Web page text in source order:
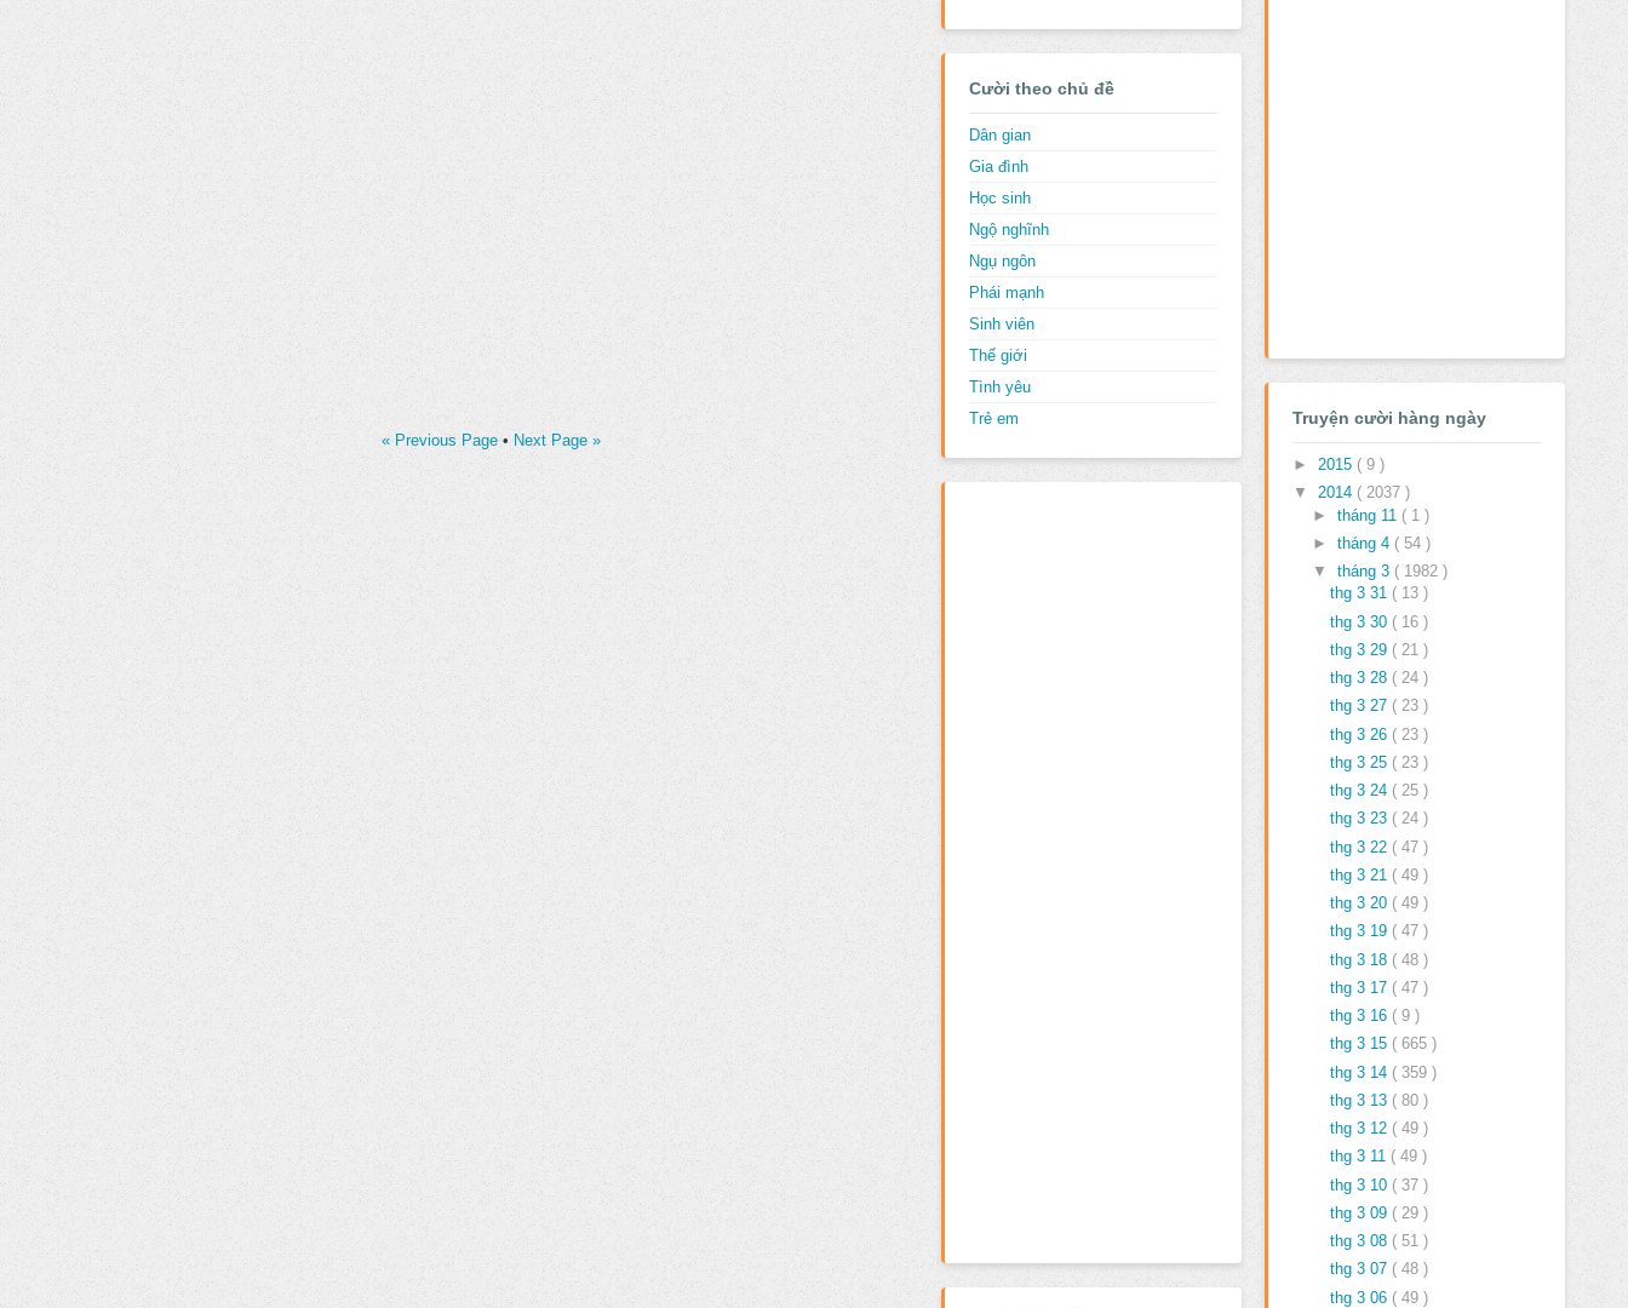
« Previous Page • Next Page »
Cười theo chủ đề
Dân gian
Gia đình
Học sinh
Ngộ nghĩnh
Ngụ ngôn
Phái mạnh
Sinh viên
Thế giới
Tình yêu
Trẻ em
Truyện cười hàng ngày
► 2015 ( 9 )
▼ 2014 ( 2037 )
► tháng 11 ( 1 )
► tháng 4 ( 54 )
▼ tháng 3 ( 1982 )
thg 3 31 ( 13 )
thg 3 30 ( 16 )
thg 3 29 ( 21 )
thg 3 28 ( 24 )
thg 3 27 ( 23 )
thg 3 26 ( 23 )
thg 3 25 ( 23 )
thg 3 24 ( 25 )
thg 3 23 ( 24 )
thg 3 22 ( 47 )
thg 3 21 ( 49 )
thg 3 20 ( 49 )
thg 3 19 ( 47 )
thg 3 18 ( 48 )
thg 3 17 ( 47 )
thg 3 16 ( 9 )
thg 3 15 ( 665 )
thg 3 14 ( 359 )
thg 3 13 ( 80 )
thg 3 12 ( 49 )
thg 3 11 ( 49 )
thg 3 10 ( 37 )
thg 3 09 ( 29 )
thg 3 08 ( 51 )
thg 3 07 ( 48 )
thg 3 06 ( 49 )